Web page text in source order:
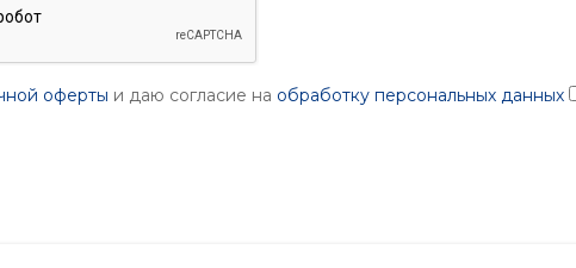
оферты и даю согласие на обработку персональных данных